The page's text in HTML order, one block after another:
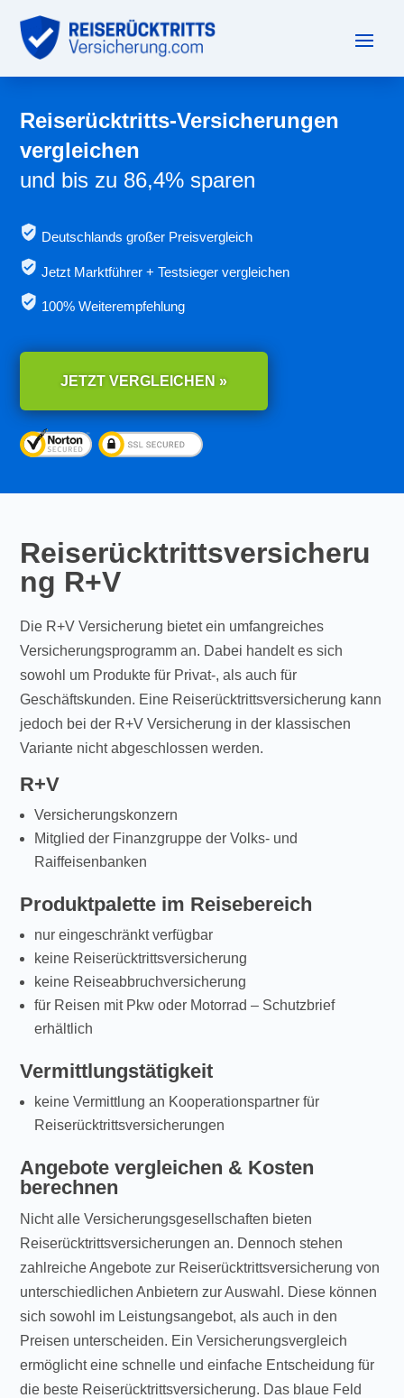
Reiserücktritts-Versicherungen
vergleichen
und bis zu 86,4% sparen
Deutschlands großer Preisvergleich
Jetzt Marktführer + Testsieger vergleichen
100% Weiterempfehlung
JETZT VERGLEICHEN »
Reiserücktrittsversicheru
ng R+V
Die R+V Versicherung bietet ein umfangreiches
Versicherungsprogramm an. Dabei handelt es sich
sowohl um Produkte für Privat-, als auch für
Geschäftskunden. Eine Reiserücktrittsversicherung kann
jedoch bei der R+V Versicherung in der klassischen
Variante nicht abgeschlossen werden.
R+V
Versicherungskonzern
Mitglied der Finanzgruppe der Volks- und
Raiffeisenbanken
Produktpalette im Reisebereich
nur eingeschränkt verfügbar
keine Reiserücktrittsversicherung
keine Reiseabbruchversicherung
für Reisen mit Pkw oder Motorrad – Schutzbrief
erhältlich
Vermittlungstätigkeit
keine Vermittlung an Kooperationspartner für
Reiserücktrittsversicherungen
Angebote vergleichen & Kosten
berechnen
Nicht alle Versicherungsgesellschaften bieten
Reiserücktrittsversicherungen an. Dennoch stehen
zahlreiche Angebote zur Reiserücktrittsversicherung von
unterschiedlichen Anbietern zur Auswahl. Diese können
sich sowohl im Leistungsangebot, als auch in den
Preisen unterscheiden. Ein Versicherungsvergleich
ermöglicht eine schnelle und einfache Entscheidung für
die beste Reiserücktrittsversicherung. Das blaue Feld